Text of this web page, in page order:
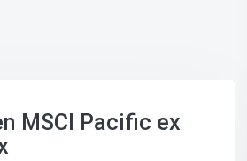
MSCI Pacific ex